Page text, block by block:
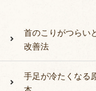
首のこりがつらい
改善法
手足が冷たくなる